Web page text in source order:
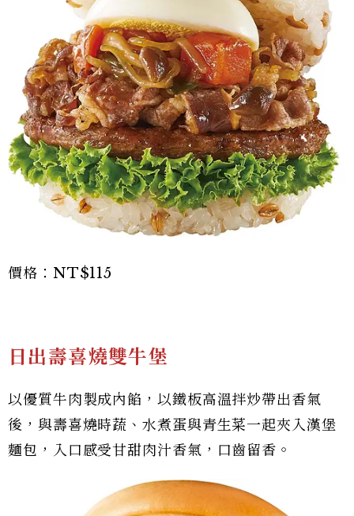
價格：NT$115
日出壽喜燒雙牛堡
以優質牛肉製成內餡，以鐵板高溫拌炒帶出香氣
後，與壽喜燒時蔬、水煮蛋與青生菜一起夾入漢堡
麵包，入口感受甘甜肉汁香氣，口齒留香。